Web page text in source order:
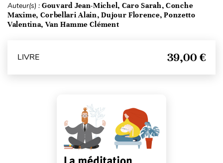
Auteur(s) : Gouvard Jean-Michel, Caro Sarah, Conche
Maxime, Corbellari Alain, Dujour Florence, Ponzetto
Valentina, Van Hamme Clément
LIVRE 39,00 €